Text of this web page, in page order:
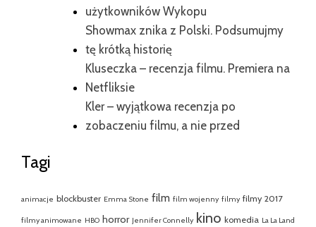
użytkowników Wykopu
Showmax znika z Polski. Podsumujmy
tę krótką historię
Kluseczka – recenzja filmu. Premiera na
Netfliksie
Kler – wyjątkowa recenzja po
zobaczeniu filmu, a nie przed
Tagi
animacje blockbuster Emma Stone film film wojenny filmy filmy 2017
filmy animowane HBO horror Jennifer Connelly kino komedia La La Land